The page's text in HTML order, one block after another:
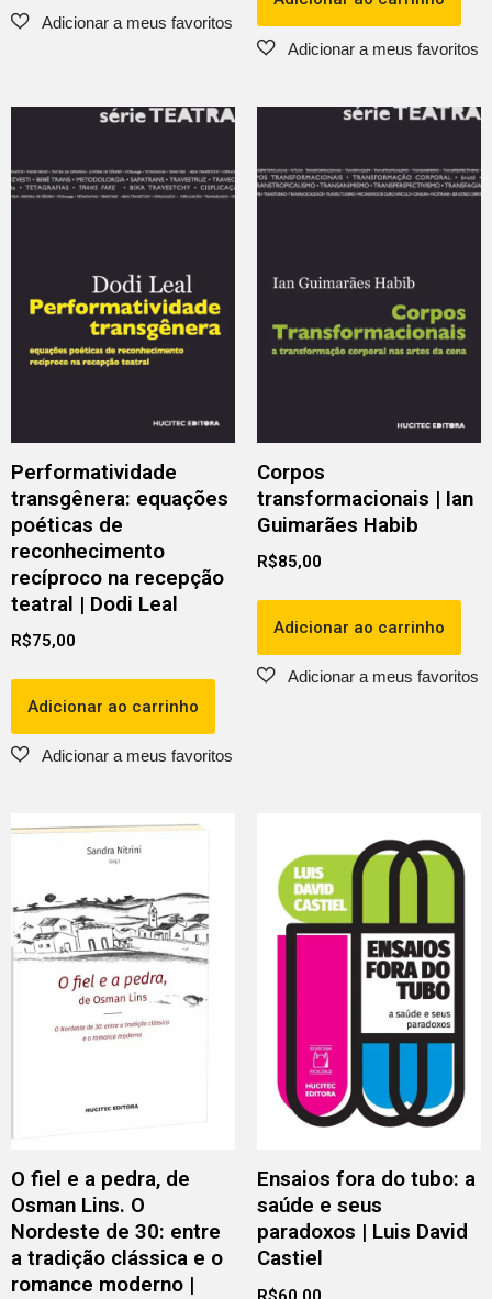
Performatividade
transgênera: equações
poéticas de
reconhecimento
recíproco na recepção
teatral | Dodi Leal
R$75,00
Adicionar ao carrinho
Corpos
transformacionais | Ian
Guimarães Habib
R$85,00
Adicionar ao carrinho
O fiel e a pedra, de
Osman Lins. O
Nordeste de 30: entre
a tradição clássica e o
romance moderno |
Ensaios fora do tubo: a
saúde e seus
paradoxos | Luis David
Castiel